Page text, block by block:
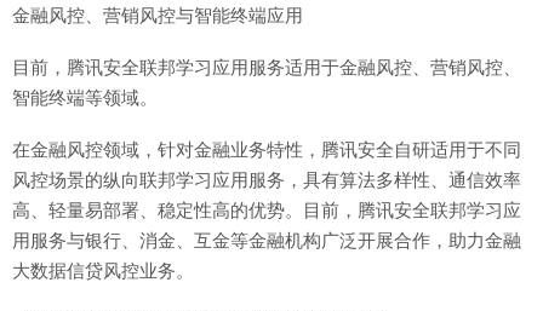
金融风控、营销风控与智能终端应用
目前，腾讯安全联邦学习应用服务适用于金融风控、营销风控、
智能终端等领域。
在金融风控领域，针对金融业务特性，腾讯安全自研适用于不同
风控场景的纵向联邦学习应用服务，具有算法多样性、通信效率
高、轻量易部署、稳定性高的优势。目前，腾讯安全联邦学习应
用服务与银行、消金、互金等金融机构广泛开展合作，助力金融
大数据信贷风控业务。